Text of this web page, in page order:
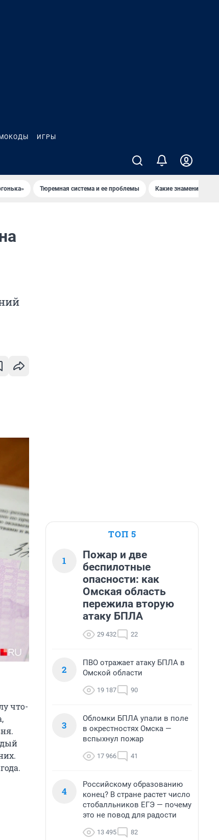
ИГРЫ
Тюремная система и ее проблемы Какие знаменитости
что-
ТОП 5
1
Пожар и две
беспилотные
опасности: как
Омская область
пережила вторую
атаку БПЛА
29 432 22
2
ПВО отражает атаку БПЛА в
Омской области
19 187 90
3
Обломки БПЛА упали в поле
в окрестностях Омска —
вспыхнул пожар
17 966 41
4
Российскому образованию
конец? В стране растет число
стобалльников ЕГЭ — почему
это не повод для радости
13 495 82